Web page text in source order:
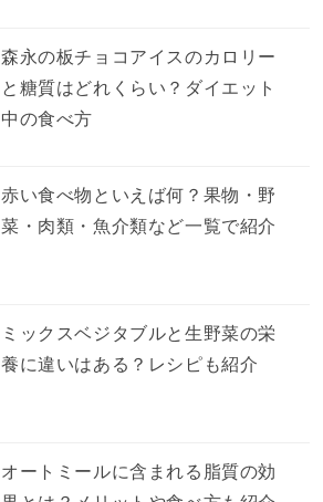
森永の板チョコアイスのカロリー
と糖質はどれくらい？ダイエット
中の食べ方
赤い食べ物といえば何？果物・野
菜・肉類・魚介類など一覧で紹介
ミックスベジタブルと生野菜の栄
養に違いはある？レシピも紹介
オートミールに含まれる脂質の効